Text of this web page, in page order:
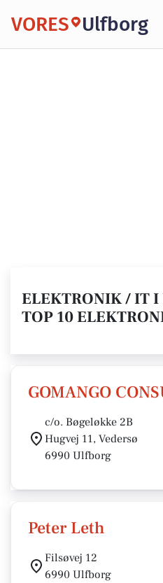
VORES Ulfborg
ELEKTRONIK / IT I
TOP 10
GOMANGO
c/o. Bøgeløkke 2B
Hugvej 11, Vedersø
6990 Ulfborg
Peter Leth
Filsøvej 12
6990 Ulfborg